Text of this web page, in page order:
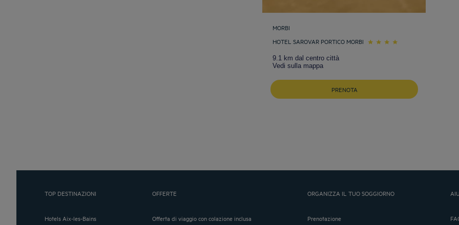
MORBI
HOTEL SAROVAR PORTICO MORBI
9.1 km dal centro città
Vedi sulla mappa
PRENOTA
TOP DESTINAZIONI
Hotels Aix-les-Bains
OFFERTE
Offerta di viaggio con colazione inclusa
ORGANIZZA IL TUO SOGGIORNO
Prenotazione